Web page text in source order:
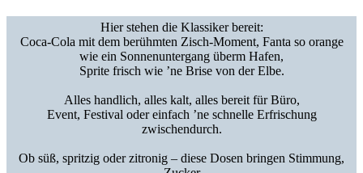
Hier stehen die Klassiker bereit:
Coca‑Cola mit dem berühmten Zisch‑Moment, Fanta so orange
wie ein Sonnenuntergang überm Hafen,
Sprite frisch wie ’ne Brise von der Elbe.
Alles handlich, alles kalt, alles bereit für Büro,
Event, Festival oder einfach ’ne schnelle Erfrischung
zwischendurch.
Ob süß, spritzig oder zitronig – diese Dosen bringen Stimmung,